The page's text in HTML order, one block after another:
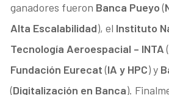
ganadores fueron Banca Pueyo(
Alta Escalabilidad), el Instituto
Tecnología Aeroespacial – INTA(
Fundación Eurecat(IA y HPC) y
(Digitalización en Banca).